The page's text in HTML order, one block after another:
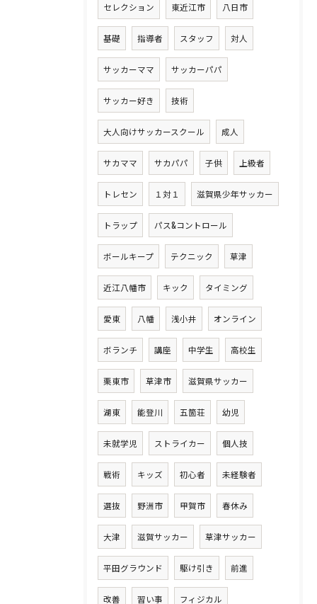
セレクション 東近江市 八日市
基礎 指導者 スタッフ 対人
サッカーママ サッカーパパ
サッカー好き 技術
大人向けサッカースクール 成人
サカママ サカパパ 子供 上級者
トレセン １対１ 滋賀県少年サッカー
トラップ パス&コントロール
ボールキープ テクニック 草津
近江八幡市 キック タイミング
愛東 八幡 浅小井 オンライン
ボランチ 講座 中学生 高校生
栗東市 草津市 滋賀県サッカー
湖東 能登川 五箇荘 幼児
未就学児 ストライカー 個人技
戦術 キッズ 初心者 未経験者
選抜 野洲市 甲賀市 春休み
大津 滋賀サッカー 草津サッカー
平田グラウンド 駆け引き 前進
改善 習い事 フィジカル